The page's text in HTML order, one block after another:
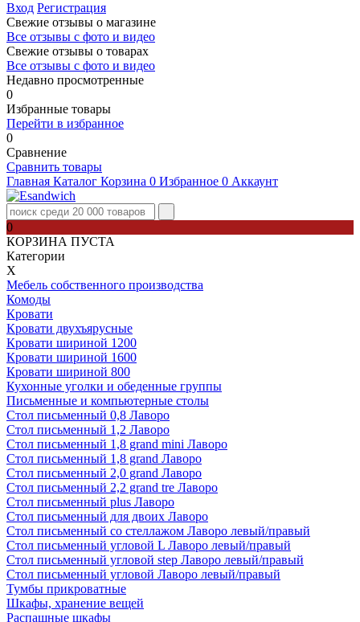
Вход Регистрация
Свежие отзывы о магазине
Все отзывы с фото и видео
Свежие отзывы о товарах
Все отзывы c фото и видео
Недавно просмотренные
0
Избранные товары
Перейти в избранное
0
Сравнение
Сравнить товары
Главная Каталог Корзина 0 Избранное 0 Аккаунт
0
КОРЗИНА ПУСТА
Категории
Х
Мебель собственного производства
Комоды
Кровати
Кровати двухъярусные
Кровати шириной 1200
Кровати шириной 1600
Кровати шириной 800
Кухонные уголки и обеденные группы
Письменные и компьютерные столы
Стол письменный 0,8 Лаворо
Стол письменный 1,2 Лаворо
Стол письменный 1,8 grand mini Лаворо
Стол письменный 1,8 grand Лаворо
Стол письменный 2,0 grand Лаворо
Стол письменный 2,2 grand tre Лаворо
Стол письменный plus Лаворо
Стол письменный для двоих Лаворо
Стол письменный со стеллажом Лаворо левый/правый
Стол письменный угловой L Лаворо левый/правый
Стол письменный угловой step Лаворо левый/правый
Стол письменный угловой Лаворо левый/правый
Тумбы прикроватные
Шкафы, хранение вещей
Распашные шкафы